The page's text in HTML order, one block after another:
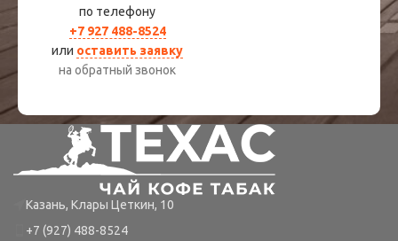
по телефону
+7 927 488-8524
или оставить заявку
на обратный звонок
Казань, Клары Цеткин, 10
+7 (927) 488-8524